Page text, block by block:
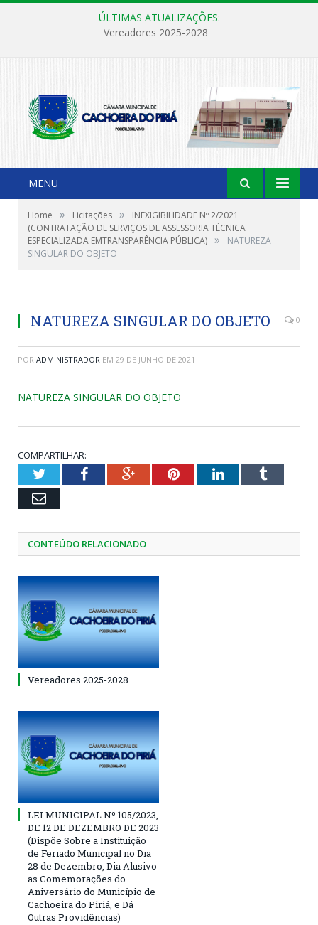
ÚLTIMAS ATUALIZAÇÕES:
Vereadores 2025-2028
MENU
Home » Licitações »
INEXIGIBILIDADE Nº 2/2021
(CONTRATAÇÃO DE SERVIÇOS DE ASSESSORIA TÉCNICA
ESPECIALIZADA EMTRANSPARÊNCIA PÚBLICA) »
NATUREZA
SINGULAR DO OBJETO
NATUREZA SINGULAR DO OBJETO 0
POR ADMINISTRADOR EM 29 DE JUNHO DE 2021
NATUREZA SINGULAR DO OBJETO
COMPARTILHAR:
TwitterFacebookGoogle+PinterestLinkedInTumblr
Email
CONTEÚDO RELACIONADO
Vereadores 2025-2028
LEI MUNICIPAL Nº 105/2023,
DE 12 DE DEZEMBRO DE 2023
(Dispõe Sobre a Instituição
de Feriado Municipal no Dia
28 de Dezembro, Dia Alusivo
as Comemorações do
Aniversário do Município de
Cachoeira do Piriá, e Dá
Outras Providências)